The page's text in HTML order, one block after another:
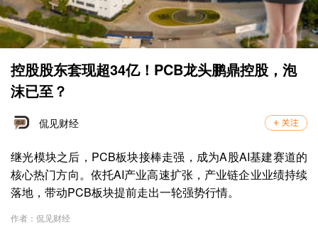
Video
控股股东套现超34亿！PCB龙头鹏鼎控股，泡
沫已至？
侃见财经
继光模块之后，PCB板块接棒走强，成为A股AI基建赛道的
核心热门方向。依托AI产业高速扩张，产业链企业业绩持续
落地，带动PCB板块提前走出一轮强势行情。
作者：侃见财经